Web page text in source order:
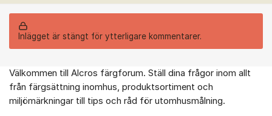
Inlägget är stängt för ytterligare kommentarer.
Om forumet
Välkommen till Alcros färgforum. Ställ dina frågor inom allt
från färgsättning inomhus, produktsortiment och
miljömärkningar till tips och råd för utomhusmålning.